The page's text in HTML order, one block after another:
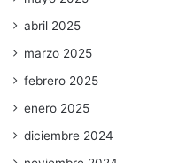
abril 2025
marzo 2025
febrero 2025
enero 2025
diciembre 2024